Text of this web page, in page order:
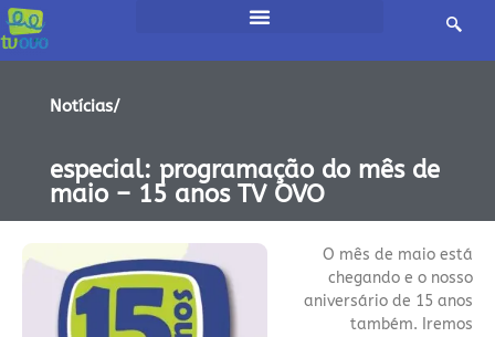
Notícias/
especial: programação do mês de
maio – 15 anos TV OVO
O mês de maio está
chegando e o nosso
aniversário de 15 anos
também. Iremos